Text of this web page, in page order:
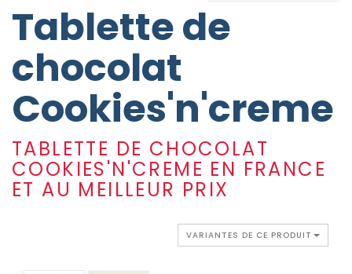
Tablette de
chocolat
Cookies'n'creme
TABLETTE DE CHOCOLAT
COOKIES'N'CREME EN FRANCE
ET AU MEILLEUR PRIX
VARIANTES DE CE PRODUIT